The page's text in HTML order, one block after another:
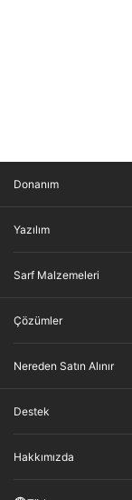
Donanım
Yazılım
Sarf Malzemeleri
Çözümler
Nereden Satın Alınır
Destek
Hakkımızda